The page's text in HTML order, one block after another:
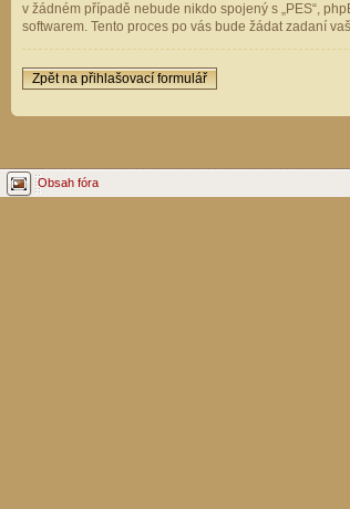
v žádném případě nebude nikdo spojený s „PES“,
softwarem. Tento proces po vás bude žádat zadaní
Zpět na přihlašovací formulář
Obsah fóra